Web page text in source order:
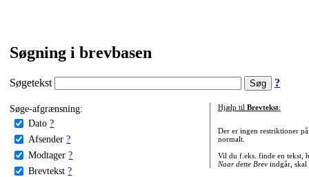
Søgning i brevbasen
Søgetekst ?
Søge-afgrænsning:
Dato ?
Afsender ?
Modtager ?
Brevtekst ?
Hjælp til Brevtekst:
Der er ingen restriktioner
normalt.
Vil du f.eks. finde en tekst,
Naar dette Brevindgår, skal